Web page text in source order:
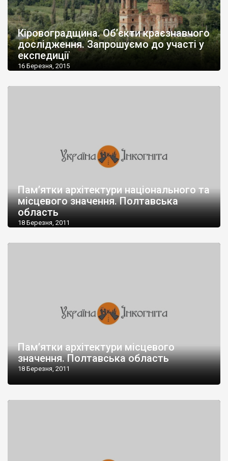
Кіровоградщина. Об’єкти краєзнавчого
дослідження. Запрошуємо до участі у
експедиції
16 Березня, 2015
Пам’ятки архітектури національного та
місцевого значення. Полтавська
область
18 Березня, 2011
Пам’ятки архітектури місцевого
значення. Полтавська область
18 Березня, 2011